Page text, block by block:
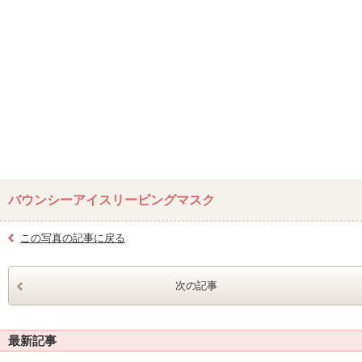
バウンシーアイスリーピングマスク
この写真の記事に戻る
次の記事
最新記事